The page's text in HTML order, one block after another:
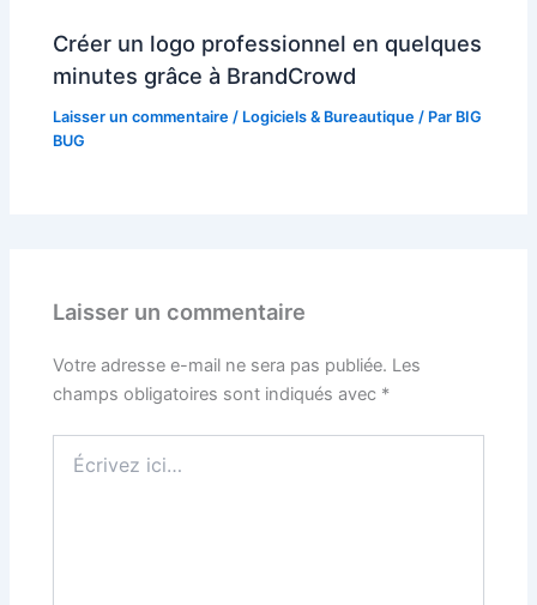
Créer un logo professionnel en quelques
minutes grâce à BrandCrowd
Laisser un commentaire / Logiciels & Bureautique / Par BIG
BUG
Laisser un commentaire
Votre adresse e-mail ne sera pas publiée. Les
champs obligatoires sont indiqués avec *
ici…